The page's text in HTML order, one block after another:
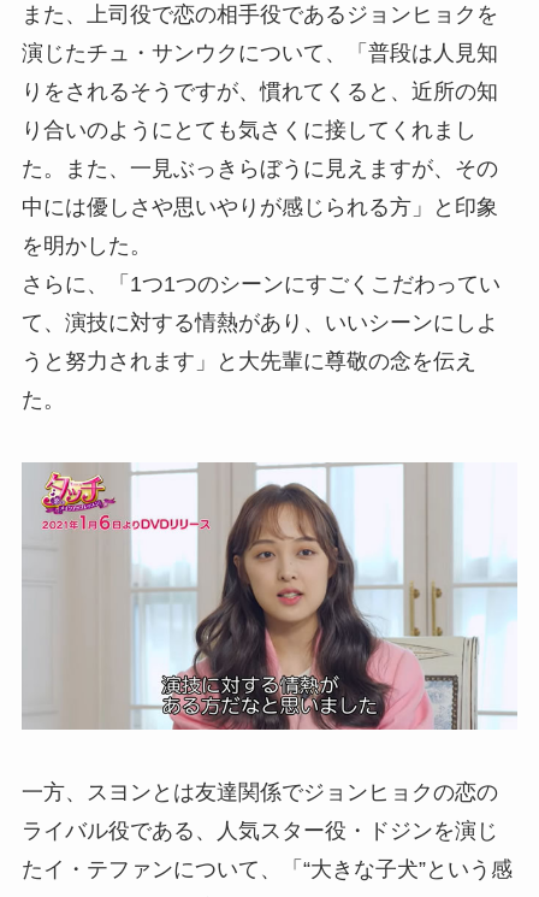
また、上司役で恋の相手役であるジョンヒョクを
演じたチュ・サンウクについて、「普段は人見知
りをされるそうですが、慣れてくると、近所の知
り合いのようにとても気さくに接してくれまし
た。また、一見ぶっきらぼうに見えますが、その
中には優しさや思いやりが感じられる方」と印象
を明かした。
さらに、「1つ1つのシーンにすごくこだわってい
て、演技に対する情熱があり、いいシーンにしよ
うと努力されます」と大先輩に尊敬の念を伝え
た。
一方、スヨンとは友達関係でジョンヒョクの恋の
ライバル役である、人気スター役・ドジンを演じ
たイ・テファンについて、「“大きな子犬”という感